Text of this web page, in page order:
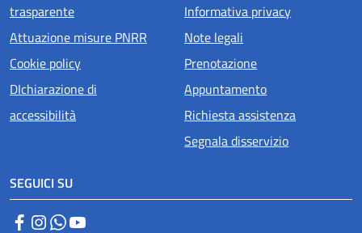
trasparente
Attuazione misure PNRR
Cookie policy
DIchiarazione di
accessibilità
Informativa privacy
Note legali
Prenotazione
Appuntamento
Richiesta assistenza
Segnala disservizio
SEGUICI SU
Facebook
Instagram
WhatsApp